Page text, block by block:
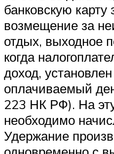
банковскую карту
возмещение за
отдых, выходное
когда
доход,
оплачиваемый
223 НК РФ). На
необходимо
Удержание